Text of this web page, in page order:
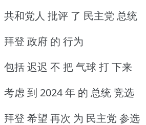
共和党人 批评 了 民主党 总统
拜登 政府 的 行为
包括 迟迟 不 把 气球 打 下来
考虑 到 2024 年 的 总统 竞选
拜登 希望 再次 为 民主党 参选